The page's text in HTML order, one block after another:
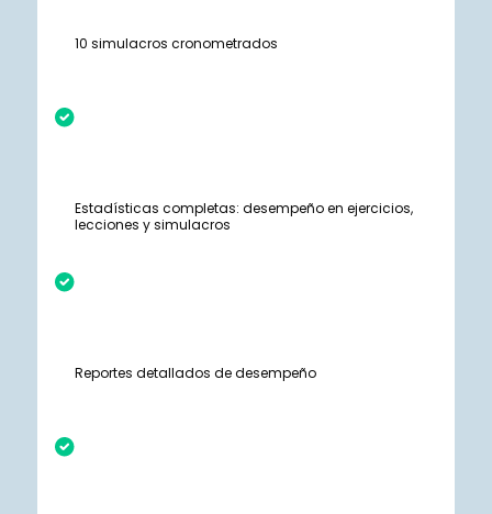
10 simulacros cronometrados
Estadísticas completas: desempeño en ejercicios,
lecciones y simulacros
Reportes detallados de desempeño